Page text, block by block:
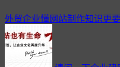
外贸企业懂网站制作知识更